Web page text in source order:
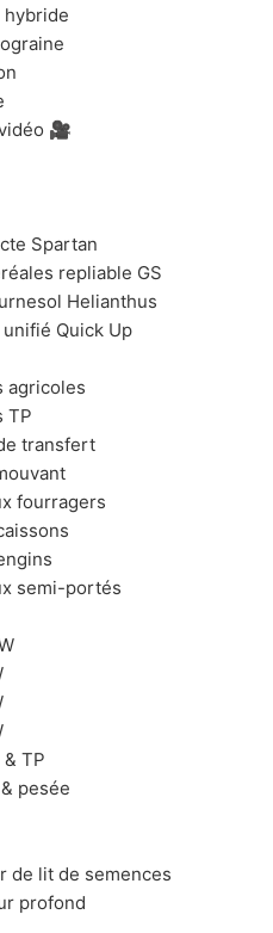
🎥
Spartan
repliable GS
Helianthus
Quick Up
agricoles
TP
transfert
fourragers
semi-portés
& TP
pesée
de lit de semences
profond